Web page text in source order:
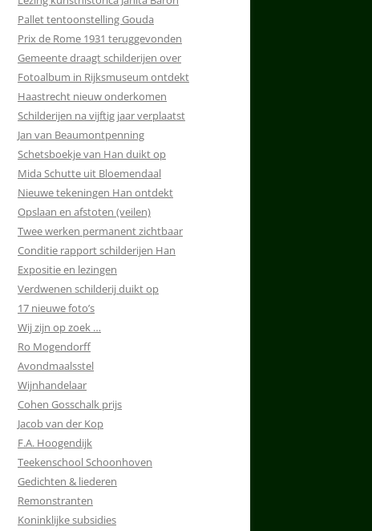
Pallet tentoonstelling Gouda
Prix de Rome 1931 teruggevonden
Gemeente draagt schilderijen over
Fotoalbum in Rijksmuseum ontdekt
Haastrecht nieuw onderkomen
Schilderijen na vijftig jaar verplaatst
Jan van Beaumontpenning
Schetsboekje van Han duikt op
Mida Schutte uit Bloemendaal
Nieuwe tekeningen Han ontdekt
Opslaan en afstoten (veilen)
Twee werken permanent zichtbaar
Conditie rapport schilderijen Han
Expositie en lezingen
Verdwenen schilderij duikt op
17 nieuwe foto’s
Wij zijn op zoek …
Ro Mogendorff
Avondmaalsstel
Wijnhandelaar
Cohen Gosschalk prijs
Jacob van der Kop
F.A. Hoogendijk
Teekenschool Schoonhoven
Gedichten & liederen
Remonstranten
Koninklijke subsidies